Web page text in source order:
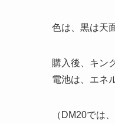
色は、黒は天
購入後、キン
電池は、エネ
（DM20では